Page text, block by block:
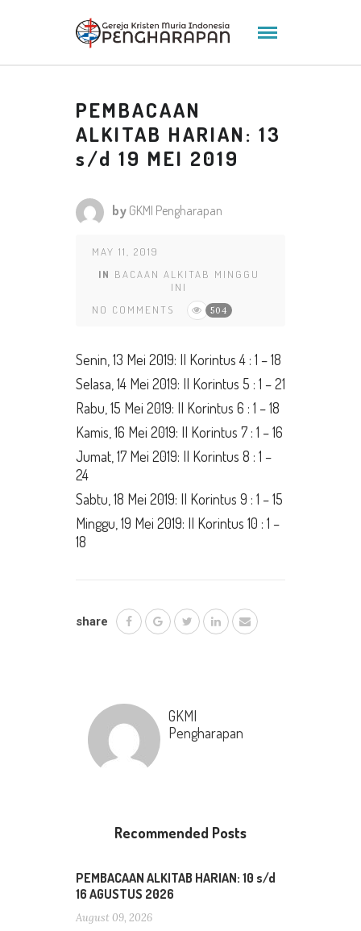
PEMBACAAN
ALKITAB HARIAN: 13
s/d 19 MEI 2019
by GKMI Pengharapan
MAY 11, 2019
IN BACAAN ALKITAB MINGGU
INI
NO COMMENTS
504
Senin, 13 Mei 2019: II Korintus 4 : 1 – 18
Selasa, 14 Mei 2019: II Korintus 5 : 1 – 21
Rabu, 15 Mei 2019: II Korintus 6 : 1 – 18
Kamis, 16 Mei 2019: II Korintus 7 : 1 – 16
Jumat, 17 Mei 2019: II Korintus 8 : 1 –
24
Sabtu, 18 Mei 2019: II Korintus 9 : 1 – 15
Minggu, 19 Mei 2019: II Korintus 10 : 1 –
18
share
GKMI
Pengharapan
Recommended Posts
PEMBACAAN ALKITAB HARIAN: 10 s/d
16 AGUSTUS 2026
August 09, 2026